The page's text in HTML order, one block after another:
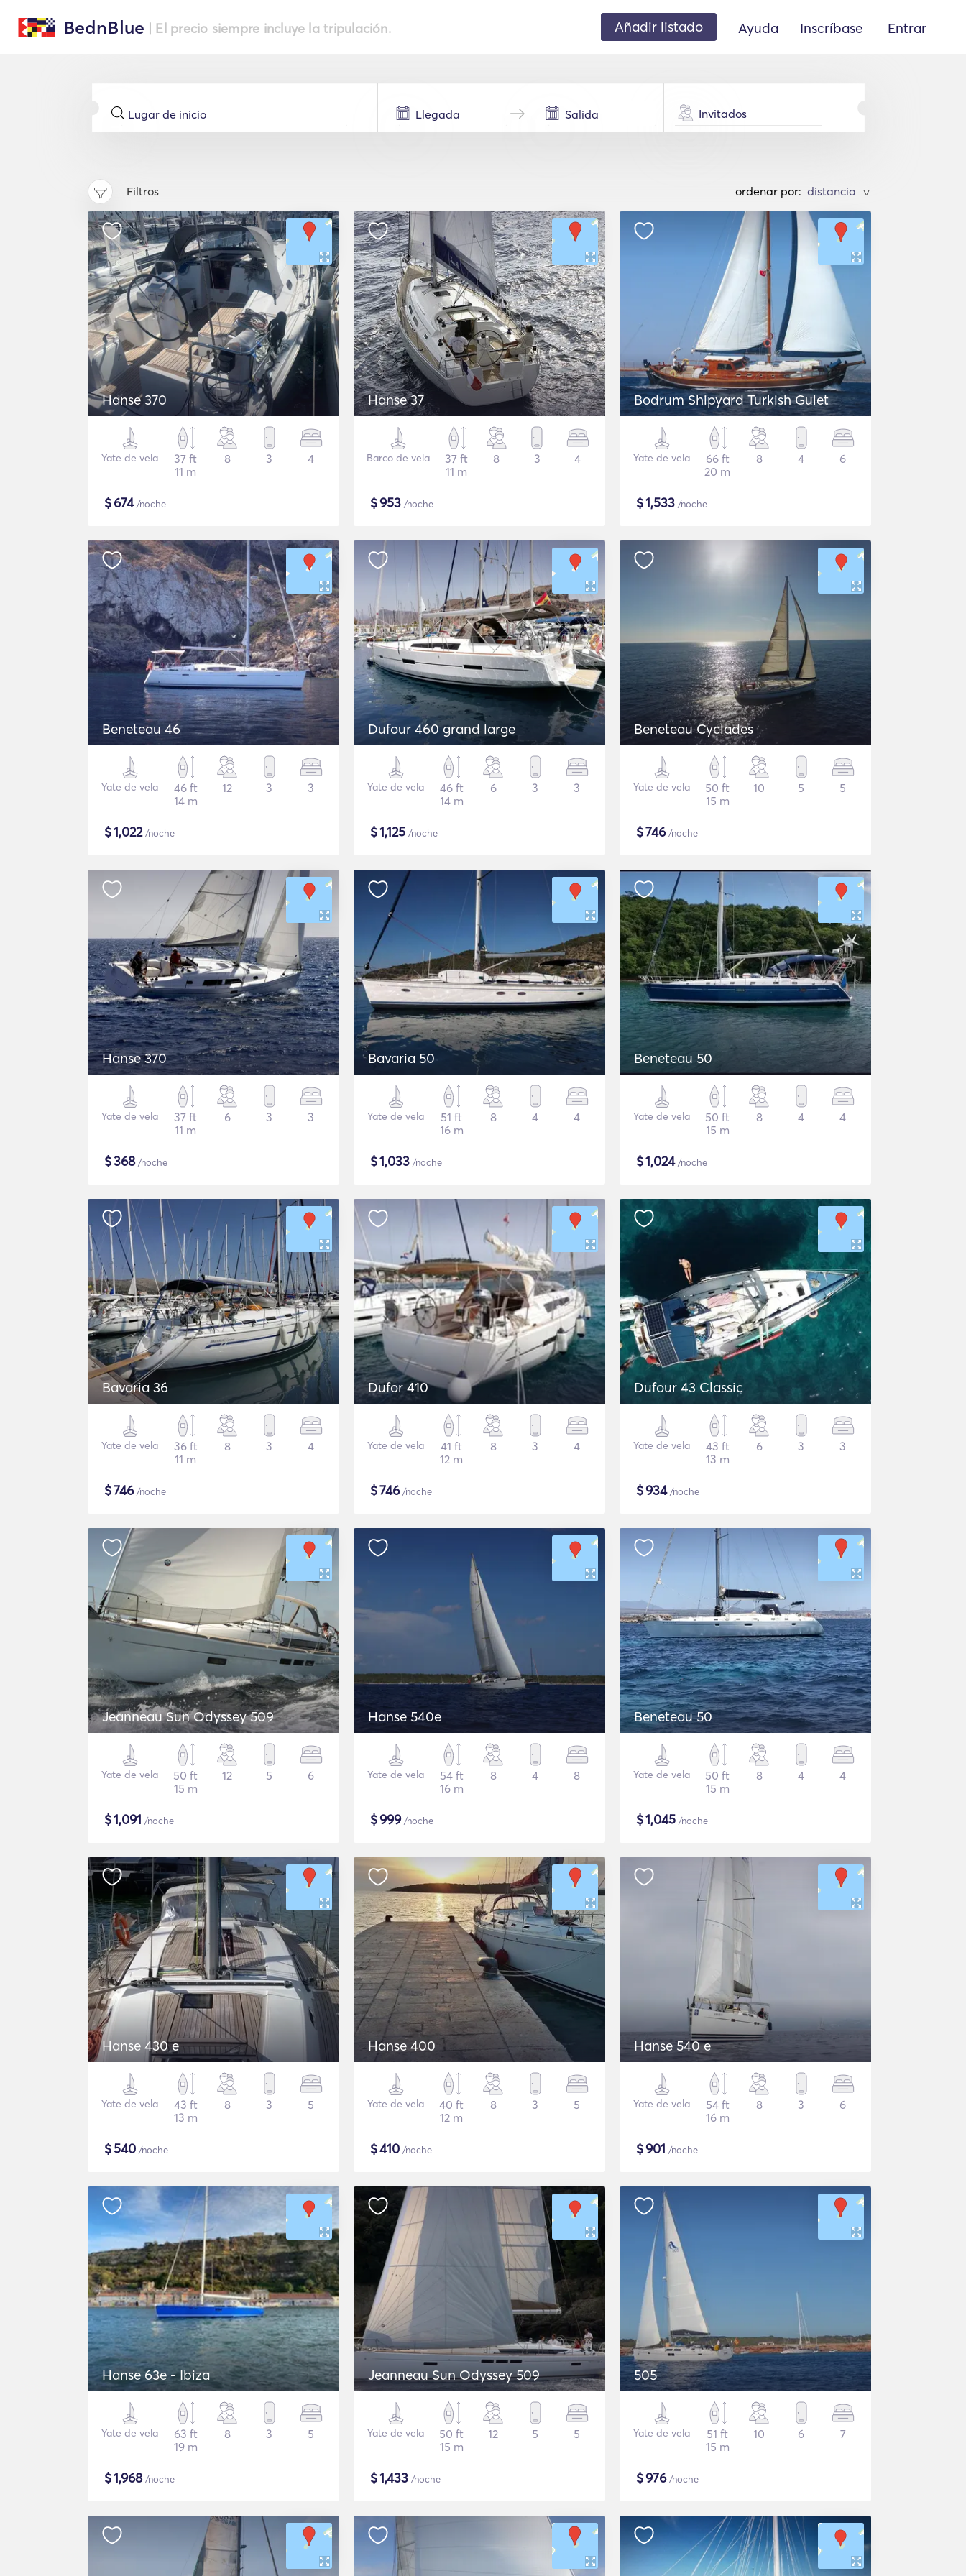
BednBlue | El precio siempre incluye la tripulación. Añadir listado Ayuda Inscríbase Entrar
Invitados
Filtros ordenar por: >
Hanse 370
Yate de vela
37 ft
11 m
8 3 4
$674/noche
Hanse 37
Barco de vela
37 ft
11 m
8 3 4
$953 /noche
Bodrum Shipyard Turkish Gulet
Yate de vela
66 ft
20 m
8 4 6
$1,533 /noche
Beneteau 46
Yate de vela
46 ft
14 m
12 3 3
$1,022/noche
Dufour 460 grand large
Yate de vela
46 ft
14 m
6 3 3
$1,125 /noche
Beneteau Cyclades
Yate de vela
50 ft
15 m
10 5 5
$746/noche
Hanse 370
Yate de vela
37 ft
11 m
6 3 3
$368/noche
Bavaria 50
Yate de vela
51 ft
16 m
8 4 4
$1,033 /noche
Beneteau 50
Yate de vela
50 ft
15 m
8 4 4
$1,024/noche
Bavaria 36
Yate de vela
36 ft
11 m
8 3 4
$746/noche
Dufor 410
Yate de vela
41 ft
12 m
8 3 4
$746/noche
Dufour 43 Classic
Yate de vela
43 ft
13 m
6 3 3
$934/noche
Jeanneau Sun Odyssey 509
Yate de vela
50 ft
15 m
12 5 6
$1,091 /noche
Hanse 540e
Yate de vela
54 ft
16 m
8 4 8
$999/noche
Beneteau 50
Yate de vela
50 ft
15 m
8 4 4
$1,045 /noche
Hanse 430 e
Yate de vela
43 ft
13 m
8 3 5
$540 /noche
Hanse 400
Yate de vela
40 ft
12 m
8 3 5
$410 /noche
Hanse 540 e
Yate de vela
54 ft
16 m
8 3 6
$901 /noche
Hanse 63e - Ibiza
Yate de vela
63 ft
19 m
8 3 5
$1,968/noche
Jeanneau Sun Odyssey 509
Yate de vela
50 ft
15 m
12 5 5
$1,433 /noche
505
Yate de vela
51 ft
15 m
10 6 7
$976/noche